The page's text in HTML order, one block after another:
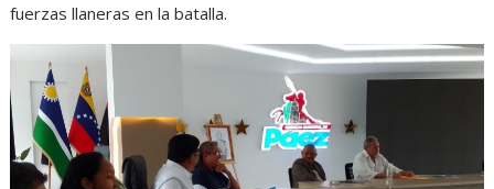
fuerzas llaneras en la batalla.